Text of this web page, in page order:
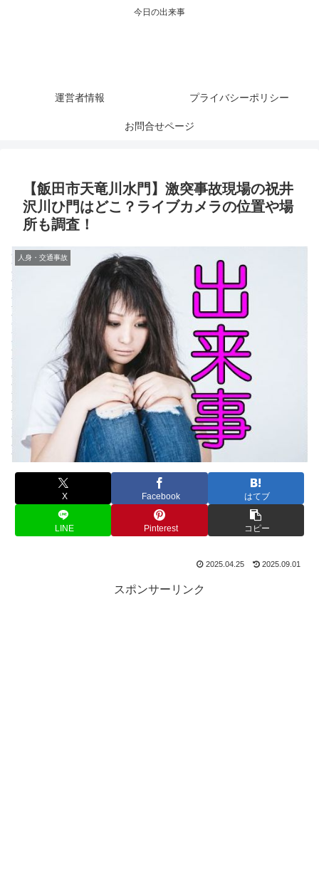
今日の出来事
運営者情報 プライバシーポリシー
お問合せページ
【飯田市天竜川水門】激突事故現場の祝井
沢川ひ門はどこ？ライブカメラの位置や場
所も調査！
人身・交通事故
X Facebook はてブ
LINE Pinterest コピー
2025.04.25 2025.09.01
スポンサーリンク